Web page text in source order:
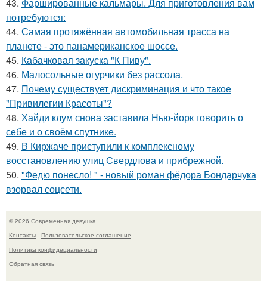
потребуются:
44. Самая протяжённая автомобильная трасса на
планете - это панамериканское шоссе.
45. Кабачковая закуска "К Пиву".
46. Малосольные огурчики без рассола.
47. Почему существует дискриминация и что такое
"Привилегии Красоты"?
48. Хайди клум снова заставила Нью-йорк говорить о
себе и о своём спутнике.
49. В Киржаче приступили к комплексному
восстановлению улиц Свердлова и прибрежной.
50. "Федю понесло! " - новый роман фёдора Бондарчука
взорвал соцсети.
© 2026 Современная девушка
Контакты
Пользовательское соглашение
Политика конфидециальности
Обратная связь